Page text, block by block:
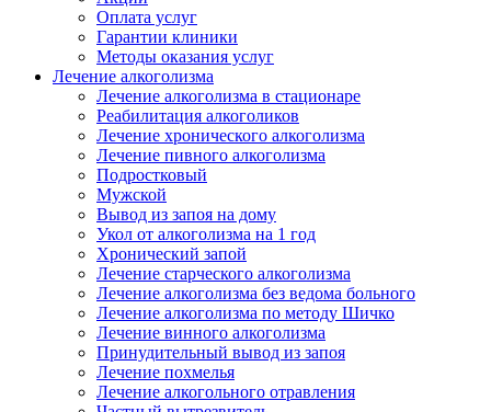
Оплата услуг
Гарантии клиники
Методы оказания услуг
Лечение алкоголизма
Лечение алкоголизма в стационаре
Реабилитация алкоголиков
Лечение хронического алкоголизма
Лечение пивного алкоголизма
Подростковый
Мужской
Вывод из запоя на дому
Укол от алкоголизма на 1 год
Хронический запой
Лечение старческого алкоголизма
Лечение алкоголизма без ведома больного
Лечение алкоголизма по методу Шичко
Лечение винного алкоголизма
Принудительный вывод из запоя
Лечение похмелья
Лечение алкогольного отравления